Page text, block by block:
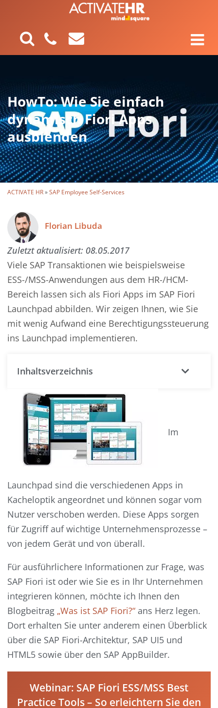
HowTo: Wie Sie einfach
dynamisch Fiori Apps
ausblenden
ACTIVATE HR»SAP Employee Self-Services
Florian Libuda
Zuletzt aktualisiert: 08.05.2017
Viele SAP Transaktionen wie beispielsweise
ESS-/MSS-Anwendungen aus dem HR-/HCM-
Bereich lassen sich als Fiori Apps im SAP Fiori
Launchpad abbilden. Wir zeigen Ihnen, wie Sie
mit wenig Aufwand eine Berechtigungssteuerung
ins Launchpad implementieren.
Inhaltsverzeichnis
Im
Launchpad sind die verschiedenen Apps in
Kacheloptik angeordnet und können sogar vom
Nutzer verschoben werden. Diese Apps sorgen
für Zugriff auf wichtige Unternehmensprozesse –
von jedem Gerät und von überall.
Für ausführlichere Informationen zur Frage, was
SAP Fiori ist oder wie Sie es in Ihr Unternehmen
integrieren können, möchte ich Ihnen den
Blogbeitrag „Was ist SAP Fiori?“ ans Herz legen.
Dort erhalten Sie unter anderem einen Überblick
über die SAP Fiori-Architektur, SAP UI5 und
HTML5 sowie über den SAP AppBuilder.
Webinar: SAP Fiori ESS/MSS Best
Practice Tools – So erleichtern Sie den